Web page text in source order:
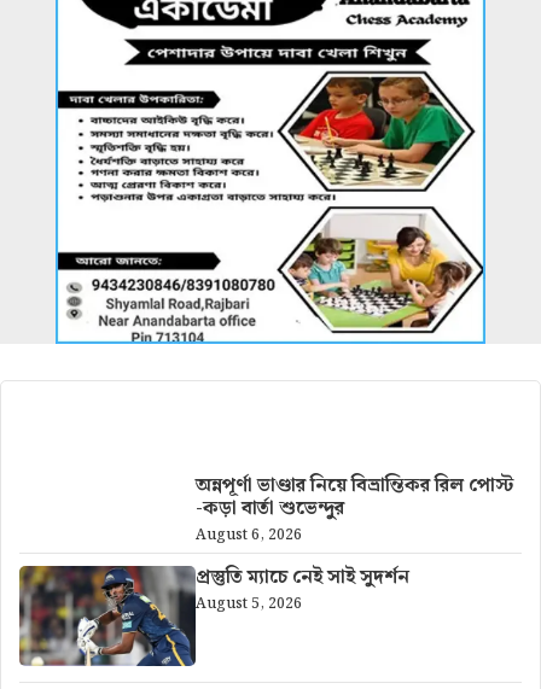
অন্নপূর্ণা ভাণ্ডার নিয়ে বিভ্রান্তিকর রিল পোস্ট
-কড়া বার্তা শুভেন্দুর
August 6, 2026
প্রস্তুতি ম্যাচে নেই সাই সুদর্শন
August 5, 2026